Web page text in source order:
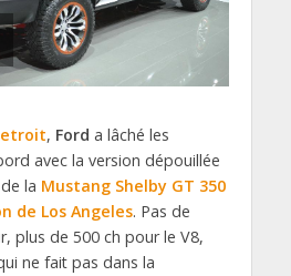
, Ford a lâché les
avec la version dépouillée
la Mustang Shelby GT 350
de Los Angeles. Pas de
plus de 500 ch pour le V8,
ne fait pas dans la